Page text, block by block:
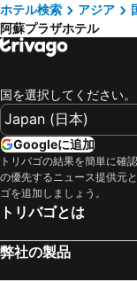
ホテル検索
アジア
阿蘇プラザホテル
国を選択してください。
Googleに追加
トリバゴの結果を簡単に確
の優先するニュース提供元
ゴを追加しましょう。
トリバゴとは
弊社の製品